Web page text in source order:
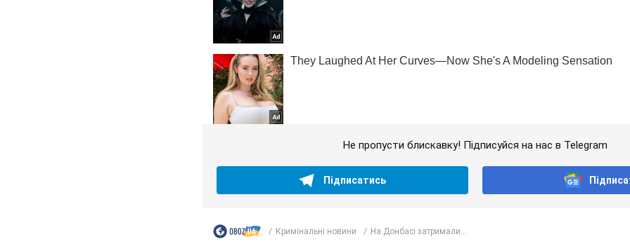
Не пропусти блискавку! Підписуйся на нас в Telegram
Підписатись
Кримінальні новини На Донбасі затримали...